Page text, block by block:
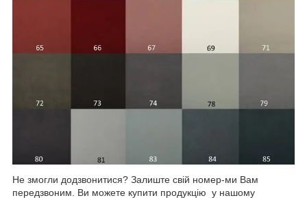
Не змогли додзвонитися? Залиште свій номер-ми Вам
передзвоним. Ви можете купити продукцію у нашому